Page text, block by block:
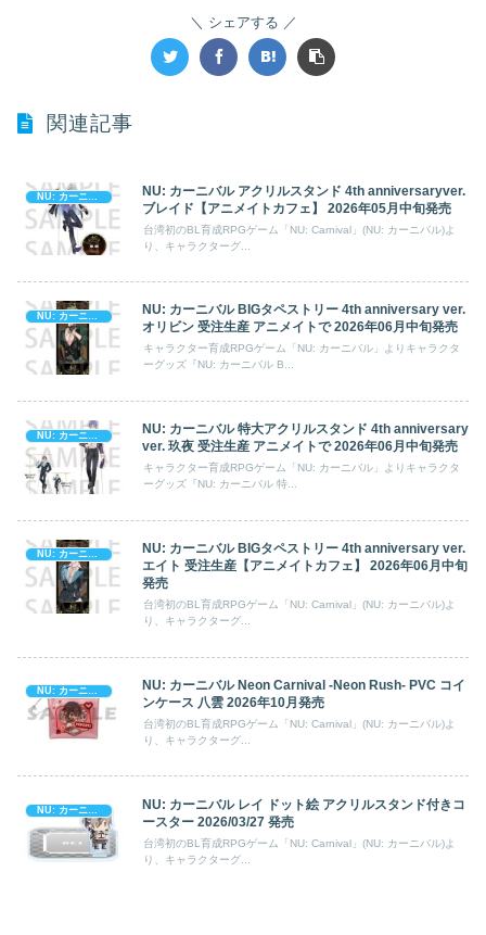
シェアする
関連記事
NU: カーニバル アクリルスタンド 4th anniversaryver.
ブレイド【アニメイトカフェ】 2026年05月中旬発売
台湾初のBL育成RPGゲーム「NU: Carnival」(NU: カーニバル)よ
り、キャラクターグ...
NU: カーニバル BIGタペストリー 4th anniversary ver.
オリビン 受注生産 アニメイトで 2026年06月中旬発売
キャラクター育成RPGゲーム「NU: カーニバル」よりキャラクタ
ーグッズ『NU: カーニバル B...
NU: カーニバル 特大アクリルスタンド 4th anniversary
ver. 玖夜 受注生産 アニメイトで 2026年06月中旬発売
キャラクター育成RPGゲーム「NU: カーニバル」よりキャラクタ
ーグッズ『NU: カーニバル 特...
NU: カーニバル
NU: カーニバル BIGタペストリー 4th anniversary ver.
エイト 受注生産【アニメイトカフェ】 2026年06月中旬
発売
台湾初のBL育成RPGゲーム「NU: Carnival」(NU: カーニバル)よ
り、キャラクターグ...
NU: カーニバル
NU: カーニバル Neon Carnival -Neon Rush- PVC コイ
ンケース 八雲 2026年10月発売
台湾初のBL育成RPGゲーム「NU: Carnival」(NU: カーニバル)よ
り、キャラクターグ...
NU: カーニバル
NU: カーニバル レイ ドット絵 アクリルスタンド付きコ
ースター 2026/03/27 発売
台湾初のBL育成RPGゲーム「NU: Carnival」(NU: カーニバル)よ
り、キャラクターグ...